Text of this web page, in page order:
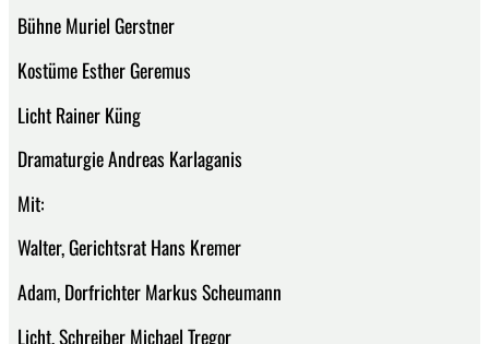
Bühne Muriel Gerstner
Kostüme Esther Geremus
Licht Rainer Küng
Dramaturgie Andreas Karlaganis
Mit:
Walter, Gerichtsrat Hans Kremer
Adam, Dorfrichter Markus Scheumann
Licht, Schreiber Michael Tregor